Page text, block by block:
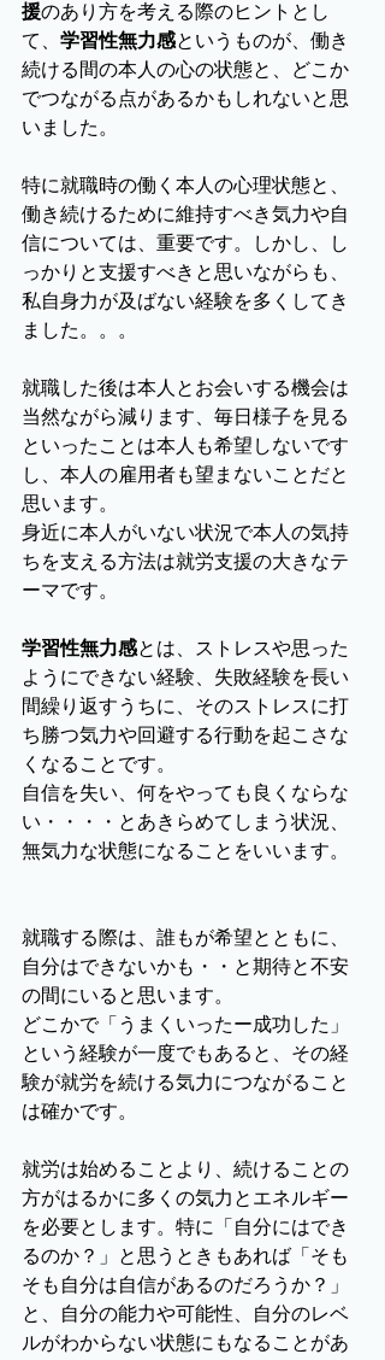
援のあり方を考える際のヒントとし
て、 学習性無力感というものが、働き
続ける間の本人の心の状態と、どこか
でつながる点があるかもしれないと思
いました。
特に就職時の働く本人の心理状態と、
働き続けるために維持すべき気力や自
信については、重要です。しかし、し
っかりと支援すべきと思いながらも、
私自身力が及ばない経験を多くしてき
ました。。。
就職した後は本人とお会いする機会は
当然ながら減ります、毎日様子を見る
といったことは本人も希望しないです
し、本人の雇用者も望まないことだと
思います。
身近に本人がいない状況で本人の気持
ちを支える方法は就労支援の大きなテ
ーマです。
学習性無力感とは、ストレスや思った
ようにできない経験、失敗経験を長い
間繰り返すうちに、そのストレスに打
ち勝つ気力や回避する行動を起こさな
くなることです。
自信を失い、何をやっても良くならな
い・・・・とあきらめてしまう状況、
無気力な状態になることをいいます。
就職する際は、誰もが希望とともに、
自分はできないかも・・と期待と不安
の間にいると思います。
どこかで「うまくいったー成功した」
という経験が一度でもあると、その経
験が就労を続ける気力につながること
は確かです。
就労は始めることより、続けることの
方がはるかに多くの気力とエネルギー
を必要とします。特に「自分にはでき
るのか？」と思うときもあれば「そも
そも自分は自信があるのだろうか？」
と、自分の能力や可能性、自分のレベ
ルがわからない状態にもなることがあ